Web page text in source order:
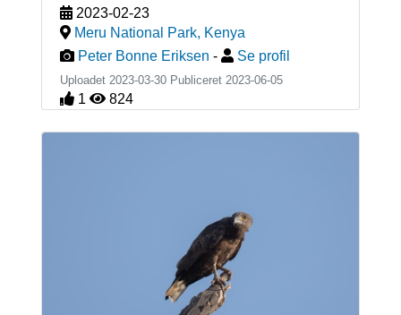
2023-02-23
Meru National Park, Kenya
Peter Bonne Eriksen - Se profil
Uploadet 2023-03-30 Publiceret 2023-06-05
1 824